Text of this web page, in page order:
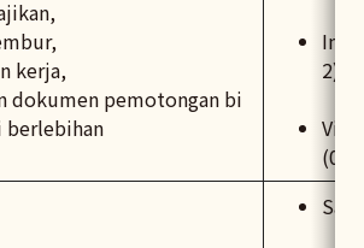
kerja,
dokumen pemotongan bi
berlebihan